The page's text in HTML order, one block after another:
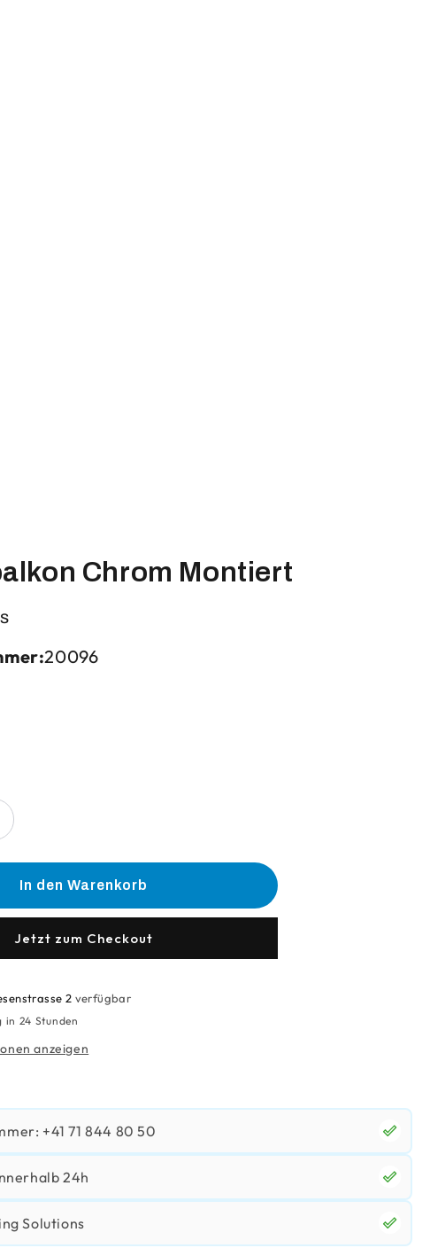
Chrom Montiert
20096
Montiert
In den Warenkorb
Jetzt zum Checkout
2 verfügbar
24 Stunden
anzeigen
+41 71 844 80 50
24h
Solutions